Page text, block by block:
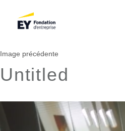
Image précédente
Untitled